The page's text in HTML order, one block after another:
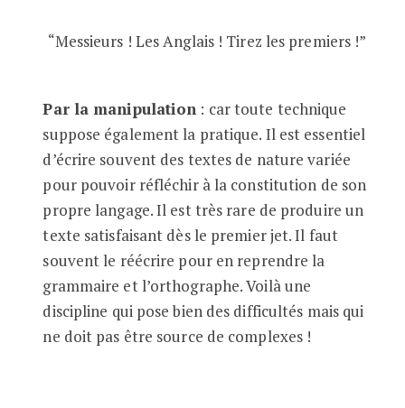
“Messieurs ! Les Anglais ! Tirez les premiers !”
Par la manipulation : car toute technique
suppose également la pratique. Il est essentiel
d’écrire souvent des textes de nature variée
pour pouvoir réfléchir à la constitution de son
propre langage. Il est très rare de produire un
texte satisfaisant dès le premier jet. Il faut
souvent le réécrire pour en reprendre la
grammaire et l’orthographe. Voilà une
discipline qui pose bien des difficultés mais qui
ne doit pas être source de complexes !